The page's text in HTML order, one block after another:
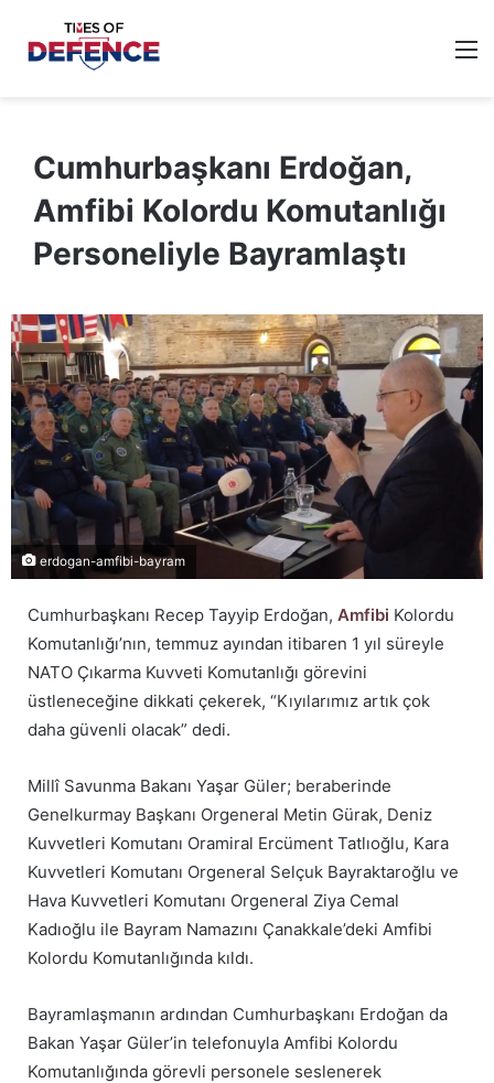
Cumhurbaşkanı Erdoğan,
Amfibi Kolordu Komutanlığı
Personeliyle Bayramlaştı
erdogan-amfibi-bayram
Cumhurbaşkanı Recep Tayyip Erdoğan, Amfibi Kolordu
Komutanlığı’nın, temmuz ayından itibaren 1 yıl süreyle
NATO Çıkarma Kuvveti Komutanlığı görevini
üstleneceğine dikkati çekerek, “Kıyılarımız artık çok
daha güvenli olacak” dedi.
Millî Savunma Bakanı Yaşar Güler; beraberinde
Genelkurmay Başkanı Orgeneral Metin Gürak, Deniz
Kuvvetleri Komutanı Oramiral Ercüment Tatlıoğlu, Kara
Kuvvetleri Komutanı Orgeneral Selçuk Bayraktaroğlu ve
Hava Kuvvetleri Komutanı Orgeneral Ziya Cemal
Kadıoğlu ile Bayram Namazını Çanakkale’deki Amfibi
Kolordu Komutanlığında kıldı.
Bayramlaşmanın ardından Cumhurbaşkanı Erdoğan da
Bakan Yaşar Güler’in telefonuyla Amfibi Kolordu
Komutanlığında görevli personele seslenerek